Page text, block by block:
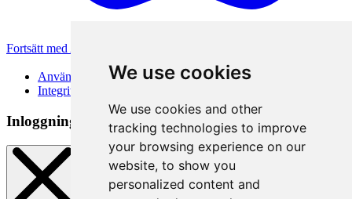
We use cookies
We use cookies and other
tracking technologies to improve
your browsing experience on our
website, to show you
personalized content and
Fortsätt med Apple
Användarvillkor
Integritetspolicy
Inloggningsmetod